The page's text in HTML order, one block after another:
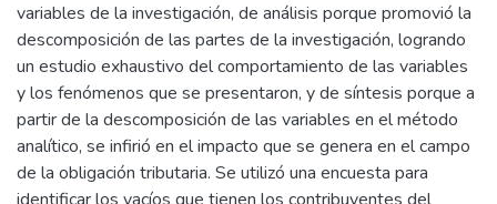
variables de la investigación, de análisis porque promovió la
descomposición de las partes de la investigación, logrando
un estudio exhaustivo del comportamiento de las variables
y los fenómenos que se presentaron, y de síntesis porque a
partir de la descomposición de las variables en el método
analítico, se infirió en el impacto que se genera en el campo
de la obligación tributaria. Se utilizó una encuesta para